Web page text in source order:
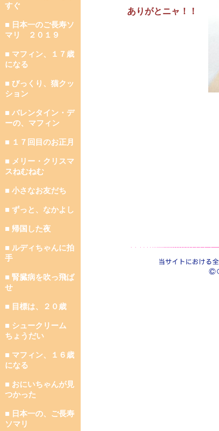
すぐ
■ 日本一のご長寿ソ
マリ ２０１９
■ マフィン、１７歳
になる
■ びっくり、猫クッ
ション
■ バレンタイン・デ
ーの、マフィン
■ １７回目のお正月
■ メリー・クリスマ
スねむねむ
■ 小さなお友だち
■ ずっと、なかよし
■ 帰国した夜
■ ルディちゃんに拍
手
■ 腎臓病を吹っ飛ば
せ
■ 目標は、２０歳
■ シュークリーム
ちょうだい
■ マフィン、１６歳
になる
■ おにいちゃんが見
つかった
■ 日本一の、ご長寿
ソマリ
ありがとニャ！！